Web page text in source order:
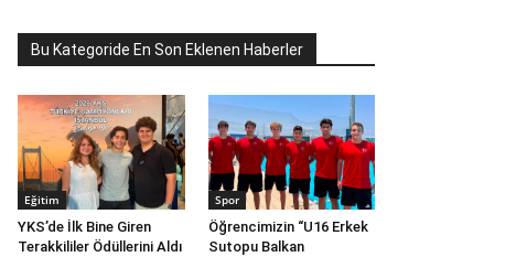
Bu Kategoride En Son Eklenen Haberler
Eğitim
YKS’de İlk Bine Giren
Terakkililer Ödüllerini Aldı
Spor
Öğrencimizin “U16 Erkek
Sutopu Balkan